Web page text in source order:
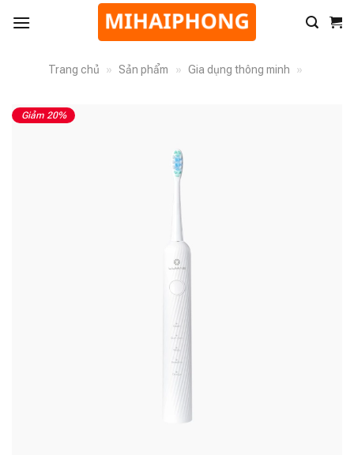
Trang chủ » Sản phẩm » Gia dụng thông minh »
Giảm 20%